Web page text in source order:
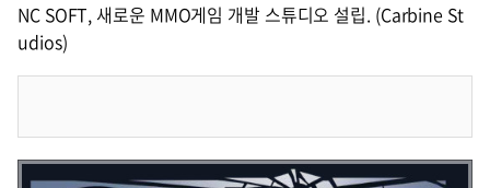
NC SOFT, 새로운 MMO게임 개발 스튜디오 설립. (Carbine St
udios)